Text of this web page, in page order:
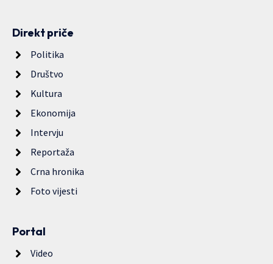
Direkt priče
Politika
Društvo
Kultura
Ekonomija
Intervju
Reportaža
Crna hronika
Foto vijesti
Portal
Video